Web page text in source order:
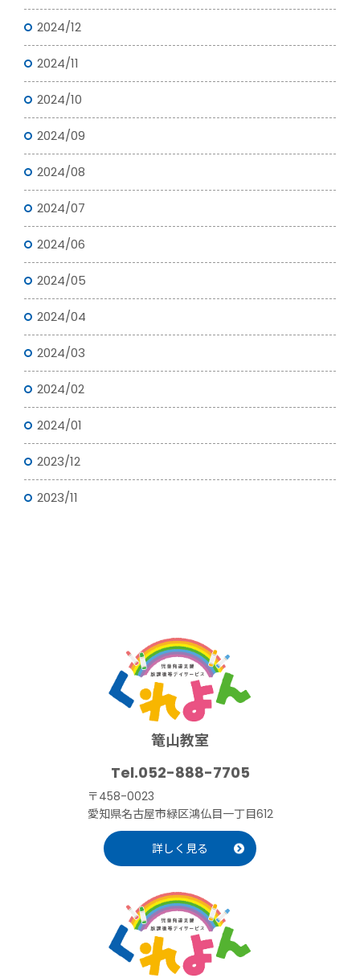
2024/12
2024/11
2024/10
2024/09
2024/08
2024/07
2024/06
2024/05
2024/04
2024/03
2024/02
2024/01
2023/12
2023/11
篭山教室
052-888-7705
〒458-0023
愛知県名古屋市緑区鴻仏目一丁目612
詳しく見る